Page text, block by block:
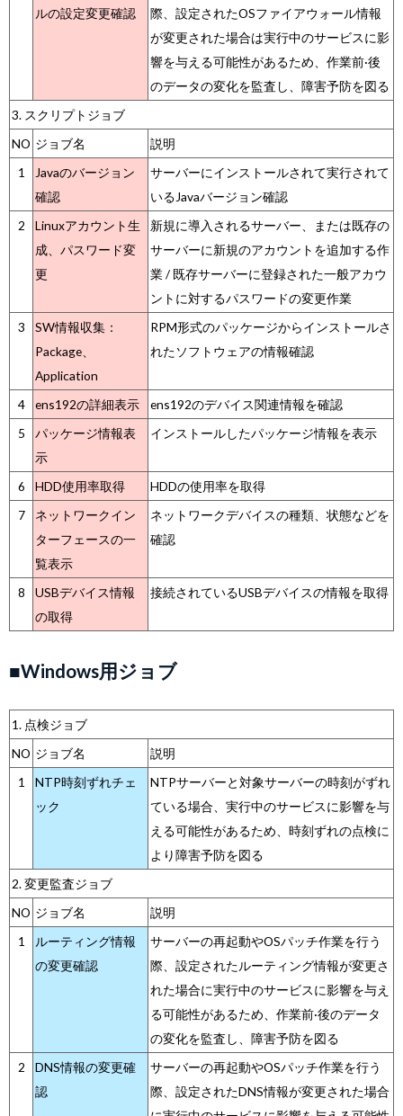
ルの設定変更確認
際、設定されたOSファイアウォール情報
が変更された場合は実行中のサービスに影
響を与える可能性があるため、作業前·後
のデータの変化を監査し、障害予防を図る
3. スクリプトジョブ
NO ジョブ名
説明
1
Javaのバージョン
確認
サーバーにインストールされて実行されて
いるJavaバージョン確認
2
Linuxアカウント生
成、パスワード変
更
新規に導入されるサーバー、または既存の
サーバーに新規のアカウントを追加する作
業 / 既存サーバーに登録された一般アカウ
ントに対するパスワードの変更作業
3
SW情報収集：
Package、
Application
RPM形式のパッケージからインストールさ
れたソフトウェアの情報確認
4 ens192の詳細表示
ens192のデバイス関連情報を確認
5
パッケージ情報表
示
インストールしたパッケージ情報を表示
6 HDD使用率取得
HDDの使用率を取得
7
ネットワークイン
ターフェースの一
覧表示
ネットワークデバイスの種類、状態などを
確認
8
USBデバイス情報
の取得
接続されているUSBデバイスの情報を取得
■Windows用ジョブ
1. 点検ジョブ
NO ジョブ名
説明
1
NTP時刻ずれチェ
ック
NTPサーバーと対象サーバーの時刻がずれ
ている場合、実行中のサービスに影響を与
える可能性があるため、時刻ずれの点検に
より障害予防を図る
2. 変更監査ジョブ
NO ジョブ名
説明
1
ルーティング情報
の変更確認
サーバーの再起動やOSパッチ作業を行う
際、設定されたルーティング情報が変更さ
れた場合に実行中のサービスに影響を与え
る可能性があるため、作業前·後のデータ
の変化を監査し、障害予防を図る
2
DNS情報の変更確
認
サーバーの再起動やOSパッチ作業を行う
際、設定されたDNS情報が変更された場合